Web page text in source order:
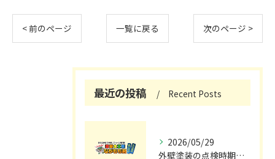
< 前のページ 一覧に戻る 次のページ >
最近の投稿 Recent Posts
2026/05/29
外壁塗装の点検時期と施工の最適タイミング